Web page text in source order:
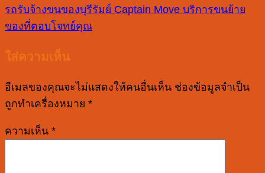
รถรับจ้างขนของบุรีรัมย์ Captain Move บริการขนย้าย
ของที่ตอบโจทย์คุณ
ใส่ความเห็น
อีเมลของคุณจะไม่แสดงให้คนอื่นเห็น ช่องข้อมูลจำเป็น
ถูกทำเครื่องหมาย *
ความเห็น *